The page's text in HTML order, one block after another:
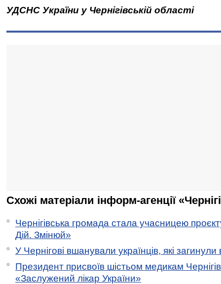
УДСНС України у Чернігівській області
Схожі матеріали інформ-агенції
Чернігівська громада стала учасницею
Дій. Змінюй»
У Чернігові вшанували українців, які загинули
Президент присвоїв шістьом медикам
«Заслужений лікар України»